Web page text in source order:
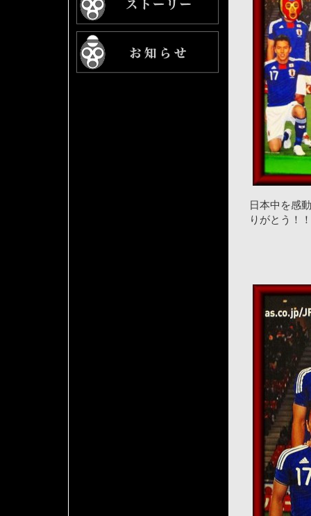
日本中を感
りがとう！！